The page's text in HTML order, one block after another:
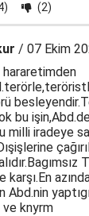
(2)
/ 07 Ekim
hararetimden
bu
milli iradeye
Abd.nin
knyrm